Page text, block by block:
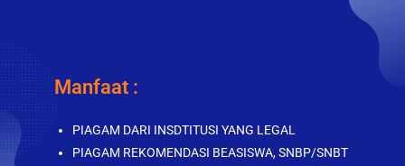
Manfaat :
PIAGAM DARI INSDTITUSI YANG LEGAL
PIAGAM REKOMENDASI BEASISWA, SNBP/SNBT